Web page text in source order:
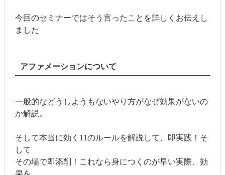
今回のセミナーではそう言ったことを詳しくお伝えし
ました
アファメーションについて
一般的などうしようもないやり方がなぜ効果がないの
か解説。
そして本当に効く11のルールを解説して、即実践！そ
して
その場で即添削！これなら身につくのが早い実際、効